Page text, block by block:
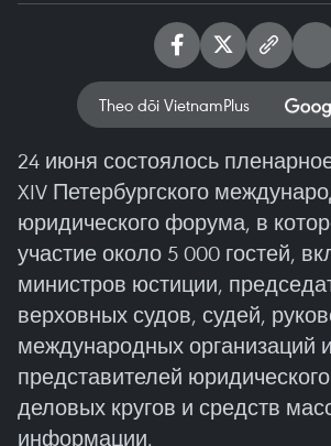
Theo dõi VietnamPlus
24 июня состоялось
XIV Петербургского
юридического форума, в
участие около 5 000 гостей,
министров юстиции,
верховных судов, судей,
международных организаций
представителей
деловых кругов и средств
информации.